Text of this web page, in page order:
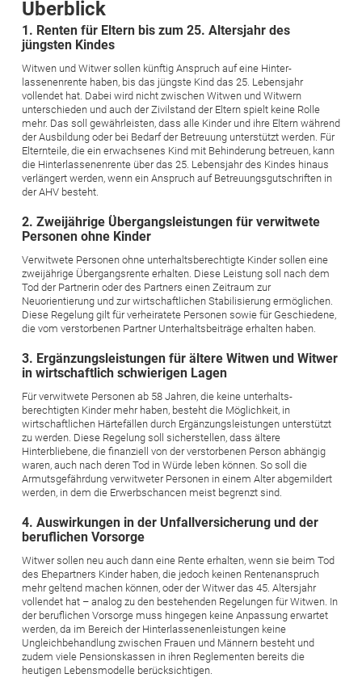
Überblick
1. Renten für Eltern bis zum 25. Altersjahr des
jüngsten Kindes
Witwen und Witwer sollen künftig Anspruch auf eine Hinter­
lassenenrente haben, bis das jüngste Kind das 25. Lebensjahr
vollendet hat. Dabei wird nicht zwischen Witwen und Witwern
unterschieden und auch der Zivilstand der Eltern spielt keine Rolle
mehr. Das soll gewährleisten, dass alle Kinder und ihre Eltern während
der Ausbildung oder bei Bedarf der Betreuung unterstützt werden. Für
Elternteile, die ein erwachsenes Kind mit Behinderung betreuen, kann
die Hinterlassenenrente über das 25. Lebensjahr des Kindes hinaus
verlängert werden, wenn ein Anspruch auf Betreuungsgutschriften in
der AHV besteht.
2. Zweijährige Übergangsleistungen für verwitwete
Personen ohne Kinder
Verwitwete Personen ohne unterhaltsberechtigte Kinder sollen eine
zweijährige Übergangsrente erhalten. Diese Leistung soll nach dem
Tod der Partnerin oder des Partners einen Zeitraum zur
Neuorientierung und zur wirtschaftlichen Stabilisierung ermög­lichen.
Diese Regelung gilt für verheiratete Personen sowie für Geschiedene,
die vom verstorbenen Partner Unterhaltsbeiträge erhalten haben.
3. Ergänzungsleistungen für ältere Witwen und Witwer
in wirtschaftlich schwierigen Lagen
Für verwitwete Personen ab 58 Jahren, die keine unterhalts­
berechtigten Kinder mehr haben, besteht die Möglichkeit, in
wirtschaftlichen Härtefällen durch Ergänzungsleistungen unterstützt
zu werden. Diese Regelung soll sicherstellen, dass ältere
Hinterbliebene, die finanziell von der verstorbenen Person abhängig
waren, auch nach deren Tod in Würde leben können. So soll die
Armutsgefährdung verwitweter Personen in einem Alter abgemildert
werden, in dem die Erwerbschancen meist begrenzt sind.
4. Auswirkungen in der Unfallversicherung und der
beruf­lichen Vorsorge
Witwer sollen neu auch dann eine Rente erhalten, wenn sie beim Tod
des Ehepartners Kinder haben, die jedoch keinen Renten­anspruch
mehr geltend machen können, oder der Witwer das 45. Altersjahr
vollendet hat – analog zu den bestehenden Regelungen für Witwen. In
der beruflichen Vorsorge muss hingegen keine Anpassung erwartet
werden, da im Bereich der Hinterlassenenleistungen keine
Ungleichbehandlung zwischen Frauen und Männern besteht und
zudem viele Pensionskassen in ihren Reglementen bereits die
heutigen Lebensmodelle berücksichtigen.